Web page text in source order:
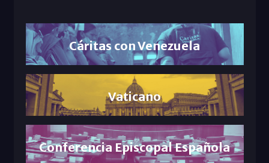
Cáritas con Venezuela
Vaticano
Conferencia Episcopal Española